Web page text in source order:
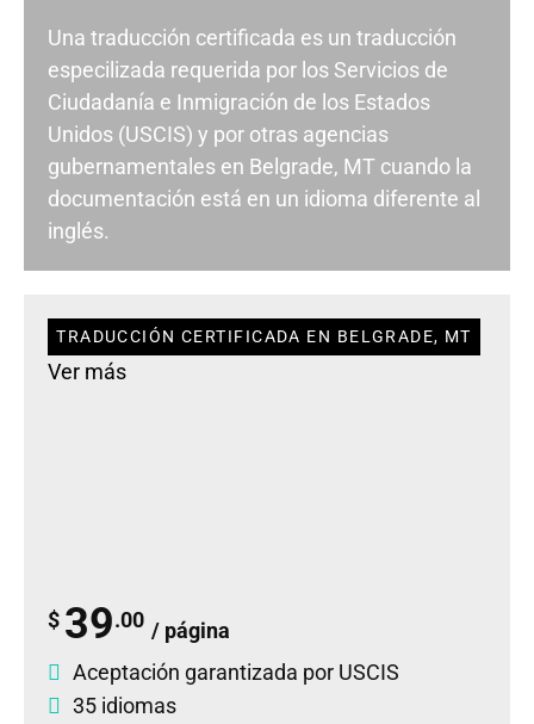
Una traducción certificada es un traducción
especilizada requerida por los Servicios de
Ciudadanía e Inmigración de los Estados
Unidos (USCIS) y por otras agencias
gubernamentales en Belgrade, MT cuando la
documentación está en un idioma diferente al
inglés.
TRADUCCIÓN CERTIFICADA EN BELGRADE, MT
Ver más
$ 39.00 / página
Aceptación garantizada por USCIS
35 idiomas